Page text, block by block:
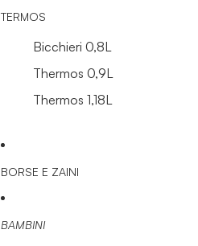
TERMOS
Bicchieri 0,8L
Thermos 0,9L
Thermos 1,18L
BORSE E ZAINI
BAMBINI